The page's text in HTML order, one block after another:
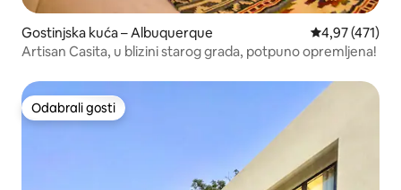
Gostinjska kuća – Albuquerque Prosječna
4,97 (471)
Artisan Casita, u blizini starog grada, potpuno opremljena!
Odabrali gosti
Odabrali gosti